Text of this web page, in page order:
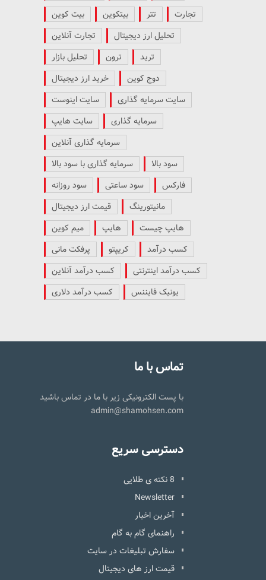
بیت کوین
بیتکوین تتر
تجارت
تجارت آنلاین
تحلیل ارز دیجیتال
تحلیل بازار
ترون
ترید
خرید ارز دیجیتال
دوج کوین
سایت اینوست
سایت سرمایه گذاری
سایت هایپ
سرمایه گذاری
سرمایه گذاری آنلاین
سرمایه گذاری با سود بالا
سود بالا
سود روزانه
سود ساعتی
فارکس
قیمت ارز دیجیتال
مانیتورینگ
میم کوین
هایپ
هایپ چیست
پرفکت مانی
کریپتو
کسب درآمد
کسب درآمد آنلاین
کسب درآمد اینترنتی
کسب درآمد دلاری
یونیک فایننس
تماس با ما
با پست الکترونیکی زیر با ما در تماس باشید
admin@shamohsen.com
دسترسی سریع
8 نکته ی طلایی
Newsletter
آخرین اخبار
راهنمای گام به گام
سفارش تبلیغات در سایت
قیمت ارز های دیجیتال